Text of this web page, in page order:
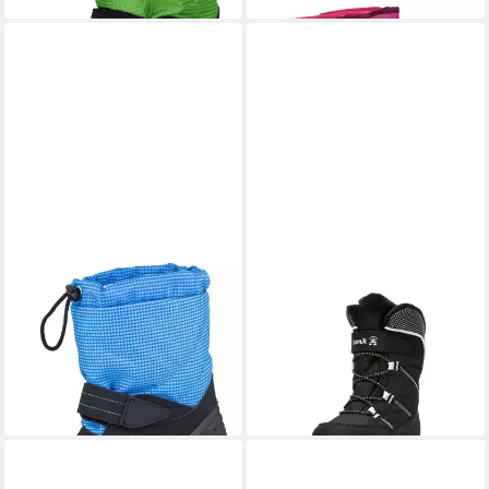
SPIRALESunny Winterstiefel
ab 36,75 € UVP46,99 €
-22%
STANCE2
Winterstiefel
UVP59,99 €